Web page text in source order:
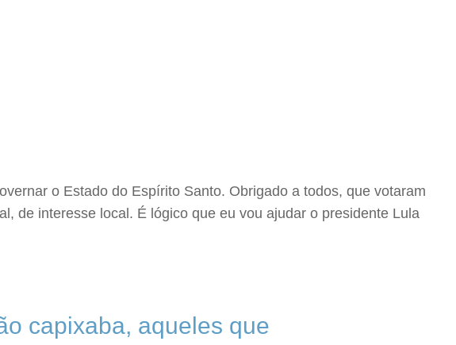
o Estado do Espírito Santo. Obrigado a todos, que votaram
de interesse local. É lógico que eu vou ajudar o presidente Lula
capixaba, aqueles que